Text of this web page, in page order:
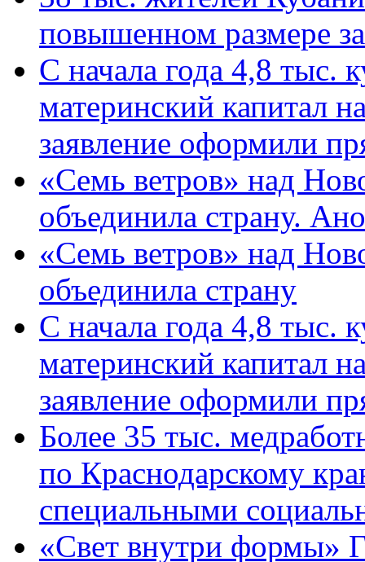
повышенном размере
С начала года 4,8 тыс.
материнский капитал
заявление оформили
«Семь ветров» над
объединила страну.
«Семь ветров» над
объединила страну
С начала года 4,8 тыс.
материнский капитал
заявление оформили
Более 35 тыс.
по Краснодарскому
специальными
«Свет внутри формы»